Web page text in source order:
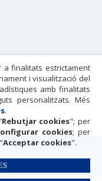
a finalitats estrictament
i visualització del
amb finalitats
personalitzats. Més
.
Rebutjar cookies"; per
cookies; per
Acceptar cookies".